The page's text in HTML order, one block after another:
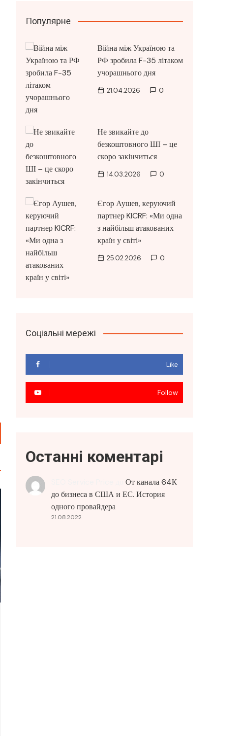
Популярне
Війна між Україною та
РФ зробила F-35 літаком
учорашнього дня
21.04.2026 0
Не звикайте до
безкоштовного ШІ – це
скоро закінчиться
14.03.2026 0
Єгор Аушев, керуючий
партнер KICRF: «Ми одна
з найбільш атакованих
країн у світі»
25.02.2026 0
Соціальні мережі
Like
Follow
Останні коментарі
От канала 64К
до бизнеса в США и ЕС. История
одного провайдера
21.08.2022